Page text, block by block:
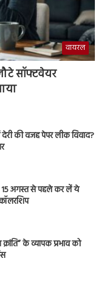
वायरल
सॉफ्टवेयर
की वजह पेपर लीक विवाद?
15 अगस्त से पहले कर लें ये
के व्यापक प्रभाव को